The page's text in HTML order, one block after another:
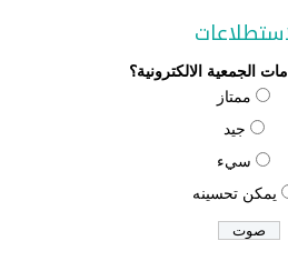
الجمعية الالكترونية؟
ممتاز
جيد
سيء
يمكن تحسينه